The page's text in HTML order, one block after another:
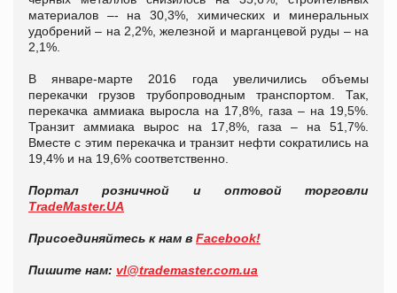
материалов –- на 30,3%, химических и минеральных
удобрений – на 2,2%, железной и марганцевой руды – на
2,1%.
В январе-марте 2016 года увеличились объемы
перекачки грузов трубопроводным транспортом. Так,
перекачка аммиака выросла на 17,8%, газа – на 19,5%.
Транзит аммиака вырос на 17,8%, газа – на 51,7%.
Вместе с этим перекачка и транзит нефти сократились на
19,4% и на 19,6% соответственно.
Портал розничной и оптовой торговли
TradeMaster.UA
Присоединяйтесь к нам в Facebook!
Пишите нам: vl@trademaster.com.ua